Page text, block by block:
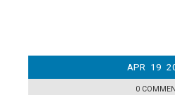
APR 19
0